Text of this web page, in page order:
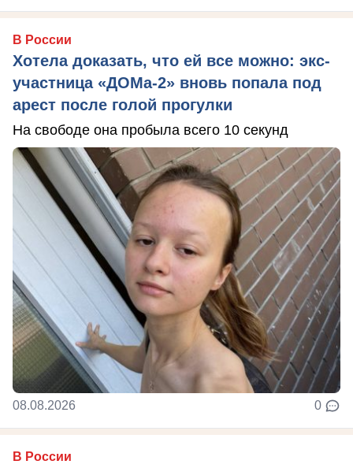
В России
Хотела доказать, что ей все можно: экс-
участница «ДОМа-2» вновь попала под
арест после голой прогулки
На свободе она пробыла всего 10 секунд
08.08.2026 0
В России